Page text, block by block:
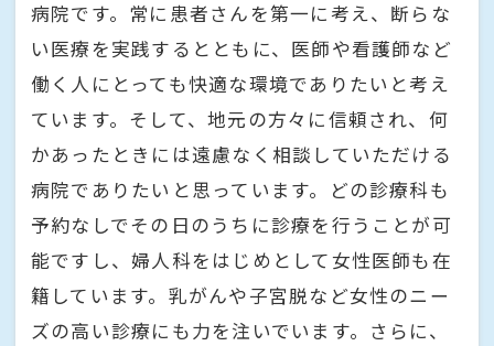
病院です。常に患者さんを第一に考え、断らな
い医療を実践するとともに、医師や看護師など
働く人にとっても快適な環境でありたいと考え
ています。そして、地元の方々に信頼され、何
かあったときには遠慮なく相談していただける
病院でありたいと思っています。どの診療科も
予約なしでその日のうちに診療を行うことが可
能ですし、婦人科をはじめとして女性医師も在
籍しています。乳がんや子宮脱など女性のニー
ズの高い診療にも力を注いでいます。さらに、